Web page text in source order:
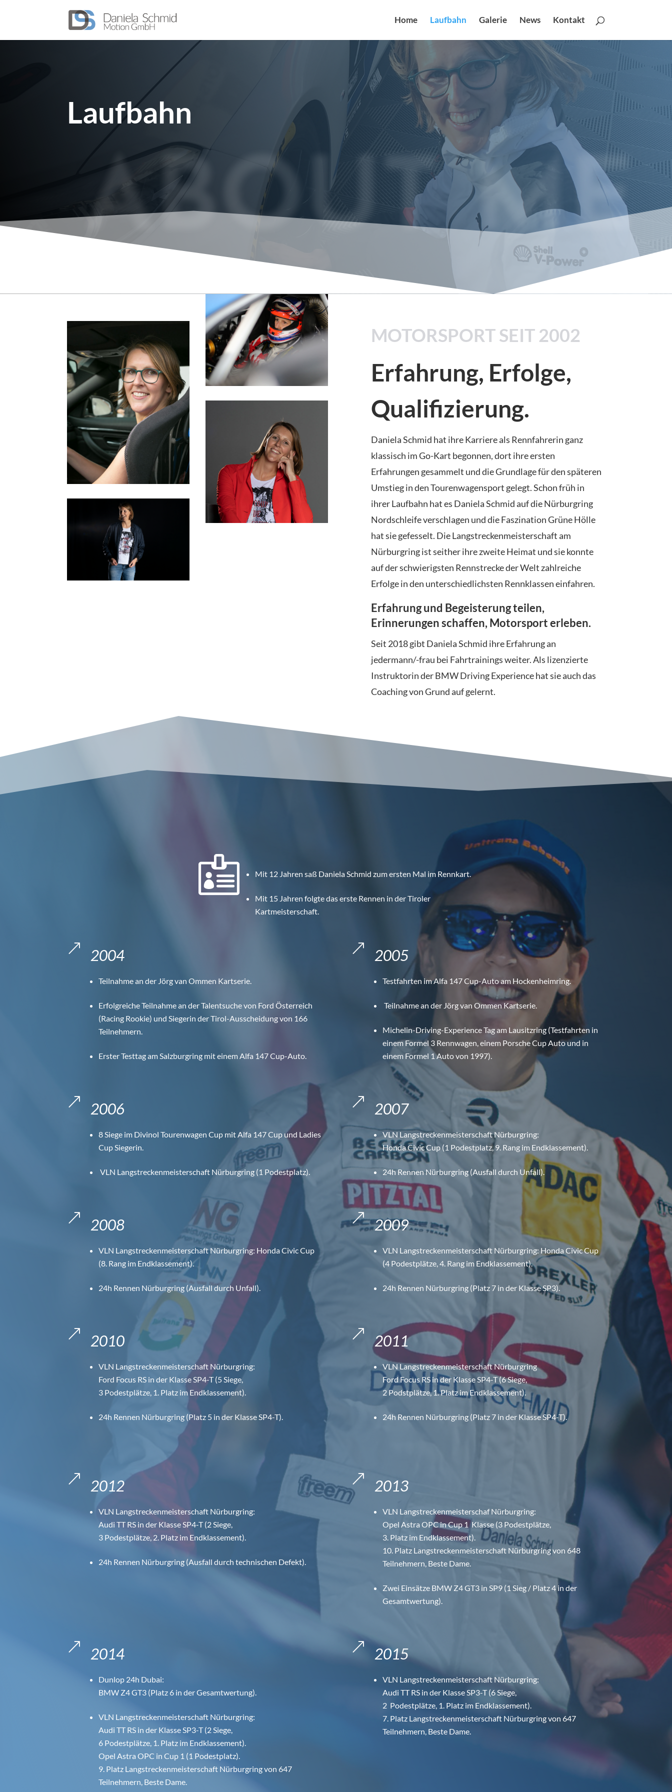
Home Laufbahn Galerie News Kontakt
Laufbahn
ABOUT ME
MOTORSPORT SEIT 2002
Erfahrung, Erfolge,
Qualifizierung.
Daniela Schmid hat ihre Karriere als Rennfahrerin ganz
klassisch im Go-Kart begonnen, dort ihre ersten
Erfahrungen gesammelt und die Grundlage für den späteren
Umstieg in den Tourenwagensport gelegt. Schon früh in
ihrer Laufbahn hat es Daniela Schmid auf die Nürburgring
Nordschleife verschlagen und die Faszination Grüne Hölle
hat sie gefesselt. Die Langstreckenmeisterschaft am
Nürburgring ist seither ihre zweite Heimat und sie konnte
auf der schwierigsten Rennstrecke der Welt zahlreiche
Erfolge in den unterschiedlichsten Rennklassen einfahren.
Erfahrung und Begeisterung teilen,
Erinnerungen schaffen, Motorsport erleben.
Seit 2018 gibt Daniela Schmid ihre Erfahrung an
jedermann/-frau bei Fahrtrainings weiter. Als lizenzierte
Instruktorin der BMW Driving Experience hat sie auch das
Coaching von Grund auf gelernt.
 Mit 12 Jahren saß Daniela Schmid zum ersten Mal im Rennkart.
Mit 15 Jahren folgte das erste Rennen in der Tiroler
Kartmeisterschaft.
& 2004
Teilnahme an der Jörg van Ommen Kartserie.
Erfolgreiche Teilnahme an der Talentsuche von Ford Österreich
(Racing Rookie) und Siegerin der Tirol-Ausscheidung von 166
Teilnehmern.
Erster Testtag am Salzburgring mit einem Alfa 147 Cup-Auto.
& 2005
Testfahrten im Alfa 147 Cup-Auto am Hockenheimring.
Teilnahme an der Jörg van Ommen Kartserie.
Michelin-Driving-Experience Tag am Lausitzring (Testfahrten in
einem Formel 3 Rennwagen, einem Porsche Cup Auto und in
einem Formel 1 Auto von 1997).
& 2006
8 Siege im Divinol Tourenwagen Cup mit Alfa 147 Cup und Ladies
Cup Siegerin.
VLN Langstreckenmeisterschaft Nürburgring (1 Podestplatz).
& 2007
VLN Langstreckenmeisterschaft Nürburgring:
Honda Civic Cup (1 Podestplatz, 9. Rang im Endklassement).
24h Rennen Nürburgring (Ausfall durch Unfall).
& 2008
VLN Langstreckenmeisterschaft Nürburgring: Honda Civic Cup
(8. Rang im Endklassement).
24h Rennen Nürburgring (Ausfall durch Unfall).
& 2009
VLN Langstreckenmeisterschaft Nürburgring: Honda Civic Cup
(4 Podestplätze, 4. Rang im Endklassement).
24h Rennen Nürburgring (Platz 7 in der Klasse SP3).
& 2010
VLN Langstreckenmeisterschaft Nürburgring:
Ford Focus RS in der Klasse SP4-T (5 Siege,
3 Podestplätze, 1. Platz im Endklassement).
24h Rennen Nürburgring (Platz 5 in der Klasse SP4-T).
& 2011
VLN Langstreckenmeisterschaft Nürburgring
Ford Focus RS in der Klasse SP4-T (6 Siege,
2 Podstplätze, 1. Platz im Endklassement).
24h Rennen Nürburgring (Platz 7 in der Klasse SP4-T).
& 2012
VLN Langstreckenmeisterschaft Nürburgring:
Audi TT RS in der Klasse SP4-T (2 Siege,
3 Podestplätze, 2. Platz im Endklassement).
24h Rennen Nürburgring (Ausfall durch technischen Defekt).
& 2013
VLN Langstreckenmeisterschaf Nürburgring:
Opel Astra OPC in Cup 1 Klasse (3 Podestplätze,
3. Platz im Endklassement).
10. Platz Langstreckenmeisterschaft Nürburgring von 648
Teilnehmern, Beste Dame.
Zwei Einsätze BMW Z4 GT3 in SP9 (1 Sieg / Platz 4 in der
Gesamtwertung).
& 2014
Dunlop 24h Dubai:
BMW Z4 GT3 (Platz 6 in der Gesamtwertung).
VLN Langstreckenmeisterschaft Nürburgring:
Audi TT RS in der Klasse SP3-T (2 Siege,
6 Podestplätze, 1. Platz im Endklassement).
Opel Astra OPC in Cup 1 (1 Podestplatz).
9. Platz Langstreckenmeisterschaft Nürburgring von 647
Teilnehmern, Beste Dame.
& 2015
VLN Langstreckenmeisterschaft Nürburgring:
Audi TT RS in der Klasse SP3-T (6 Siege,
2 Podestplätze, 1. Platz im Endklassement).
7. Platz Langstreckenmeisterschaft Nürburgring von 647
Teilnehmern, Beste Dame.